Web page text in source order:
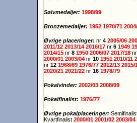
Sølvmedaljer: 1998/99
Bronzemedaljer: 1952 1970/71
Øvrige placeringer: nr 4 2005/06
2011/12 2013/14 2016/17 nr 6 1949
2014/15 nr 8 1950 2006/07 2017/18
2000/01 2003/04 nr 10 1951 2010/11
nr 12 1968/69 1976/77 2012/13 2015/
2020/21 2021/22 nr 16 1978/79
Pokalvinder: 2002/03 2008/09
Pokalfinalist: 1976/77
Øvrige pokalplaceringer:
Kvartfinalist 2000/01 2001/02 2003/04